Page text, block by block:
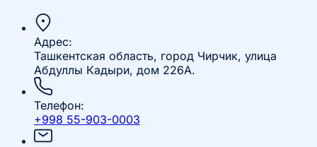
Адрес:
Ташкентская область, город Чирчик, улица
Абдуллы Кадыри, дом 226А.
Телефон:
+998 55-903-0003